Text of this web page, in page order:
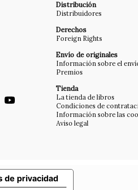
Distribución
Distribuidores
Derechos
Foreign Rights
Envío de originales
Información sobre el
Premios
Tienda
La tienda de libros
Condiciones de
Información sobre las
Aviso legal
de privacidad